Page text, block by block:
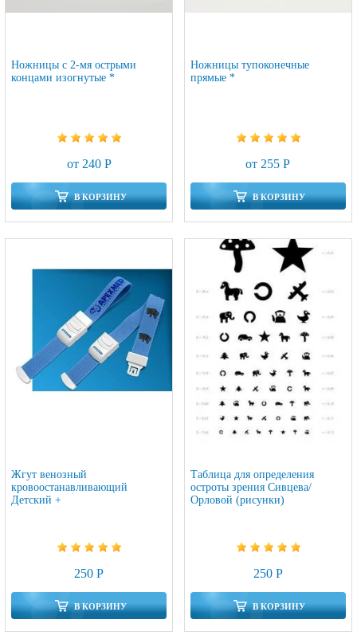
Ножницы с 2-мя острыми
концами изогнутые *
от 240 Р
В КОРЗИНУ
Ножницы тупоконечные
прямые *
от 255 Р
В КОРЗИНУ
Жгут венозный
кровоостанавливающий
Детский +
250 Р
В КОРЗИНУ
Таблица для определения
остроты зрения Сивцева/
Орловой (рисунки)
250 Р
В КОРЗИНУ